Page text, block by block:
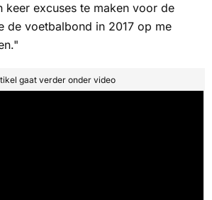
keer excuses te maken voor de
de voetbalbond in 2017 op me
gaat verder onder video